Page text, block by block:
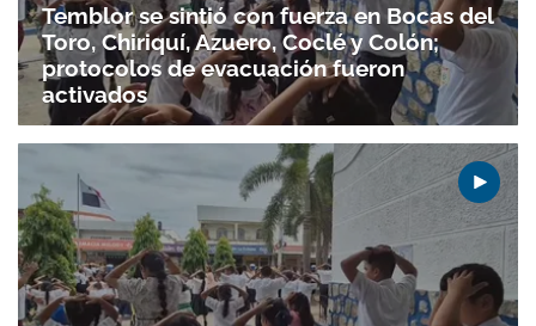
Temblor se sintió con fuerza en Bocas del
Toro, Chiriquí, Azuero, Coclé y Colón;
protocolos de evacuación fueron
activados